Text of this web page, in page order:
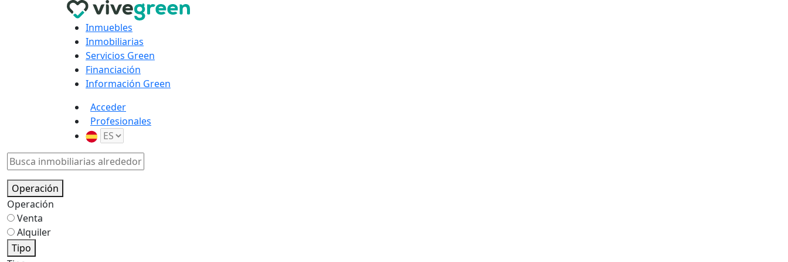
Inmuebles
Inmobiliarias
Servicios Green
Financiación
Información Green
Acceder
Profesionales
Operación
Operación
Venta
Alquiler
Tipo